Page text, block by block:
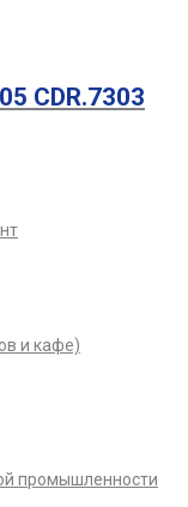
CDR.7303
и кафе)
промышленности